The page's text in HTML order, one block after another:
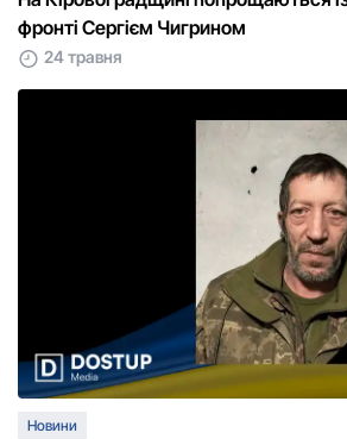
фронті Сергієм Чигрином
24 травня
Новини